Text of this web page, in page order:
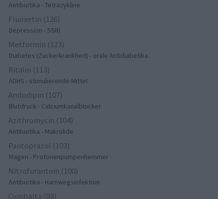
Antibiotika - Tetrazykline
Fluoxetin (126)
Depression - SSRI
Metformin (123)
Diabetes (Zuckerkrankheit) - orale Antidiabetika
Ritalin (113)
ADHS - stimulierende Mittel
Amlodipin (107)
Blutdruck - Calciumkanalblocker
Azithromycin (104)
Antibiotika - Makrolide
Pantoprazol (103)
Magen - Protonenpumpenhemmer
Nitrofurantoin (100)
Antibiotika - Harnwegsinfektion
Cymbalta (98)